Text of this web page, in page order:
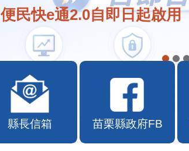
便民快e通2.0自即日起啟用
縣長信箱 苗栗縣政府FB